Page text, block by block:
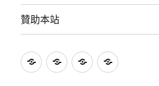
贊助本站
115
115
常
贊